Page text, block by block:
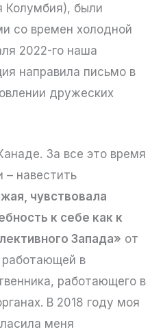
Колумбия), были
со времен холодной
2022-го наша
направила письмо в
дружеских
За все это время
навестить
чувствовала
к себе как к
Запада» от
работающей в
работающего в
В 2018 году моя
меня